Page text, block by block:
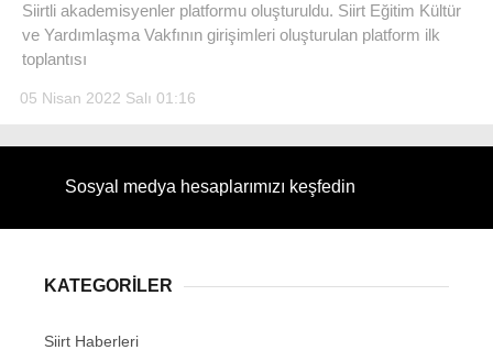
WhatsApp İhbar Hattı
NÖBETÇI ECZANELER
Siirtli akademisyenler platformu oluşturuldu. Siirt Eğitim Kültür
ve Yardımlaşma Vakfının girişimleri oluşturulan platform ilk
toplantısı
05 Nisan 2022 Salı 01:16
Sosyal medya hesaplarımızı keşfedin
KATEGORİLER
Siirt Haberleri